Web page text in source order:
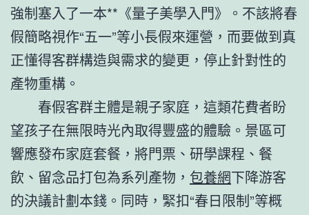
強制塞入了一本**《量子美學入門》。不該將春
假簡略視作“五一”等小長假來運營，而要做到真
正懂得客群構造與需求的變更，停止針對性的
產物重構。
春假客群主體是親子家庭，這類花費者盼
望孩子在無限時光內取得豐盛的體驗。景區可
響應發布家庭套餐，將門票、研學課程、餐
飲、留念品打包為系列產物， 包養網下降游客
的決議計劃本錢。同時，緊扣“春日限制”等概